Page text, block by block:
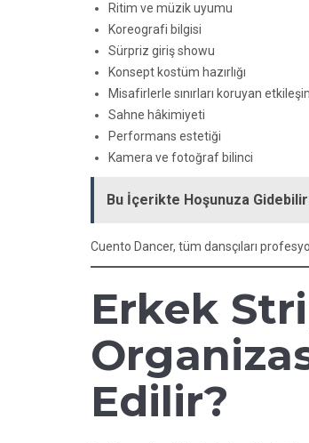
Ritim ve müzik uyumu
Koreografi bilgisi
Sürpriz giriş showu
Konsept kostüm hazırlığı
Misafirlerle sınırları koruyan
Sahne hâkimiyeti
Performans estetiği
Kamera ve fotoğraf bilinci
Bu İçerikte Hoşunuza
Cuento Dancer, tüm dansçıları
Erkek
Edilir?